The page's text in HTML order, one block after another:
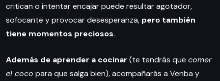
critican o intentar encajar puede resultar agotador,
sofocante y provocar desesperanza, pero también
tiene momentos preciosos.
Además de aprender a cocinar (te tendrás que comer
el coco para que salga bien), acompañarás a Venba y